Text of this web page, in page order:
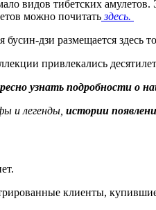
видов тибетских
можно почитатьздесь.
дзи размещается здесь
привлекались
узнать подробности о
и легенды, истории
клиенты,